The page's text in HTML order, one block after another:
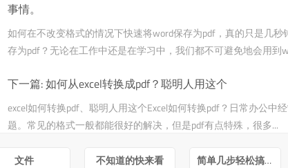
事情。
如何在不改变格式的情况下快速将word保存为pdf，真的只是几秒
存为pdf？无论在工作中还是在学习中，我们都不可避免地会用到
下一篇:如何从excel转换成pdf？聪明人用这个
excel如何转换pdf、聪明人用这个Excel如何转换pdf？日常办公中
题。常见的格式一般都能很好的解决，但是pdf有点特殊，很多...
文件 不知道的快来看 简单几步轻松搞定